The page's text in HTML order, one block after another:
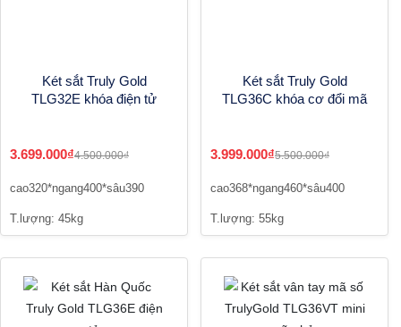
Két sắt Truly Gold
TLG32E khóa điện tử
3.699.000₫4.500.000₫
cao320*ngang400*sâu390
T.lượng: 45kg
Két sắt Truly Gold
TLG36C khóa cơ đổi mã
3.999.000₫5.500.000₫
cao368*ngang460*sâu400
T.lượng: 55kg